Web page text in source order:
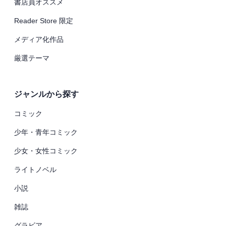
書店員オススメ
Reader Store 限定
メディア化作品
厳選テーマ
ジャンルから探す
コミック
少年・青年コミック
少女・女性コミック
ライトノベル
小説
雑誌